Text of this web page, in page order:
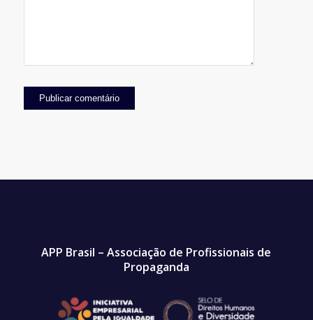
APP Brasil – Associação de Profissionais de
Propaganda